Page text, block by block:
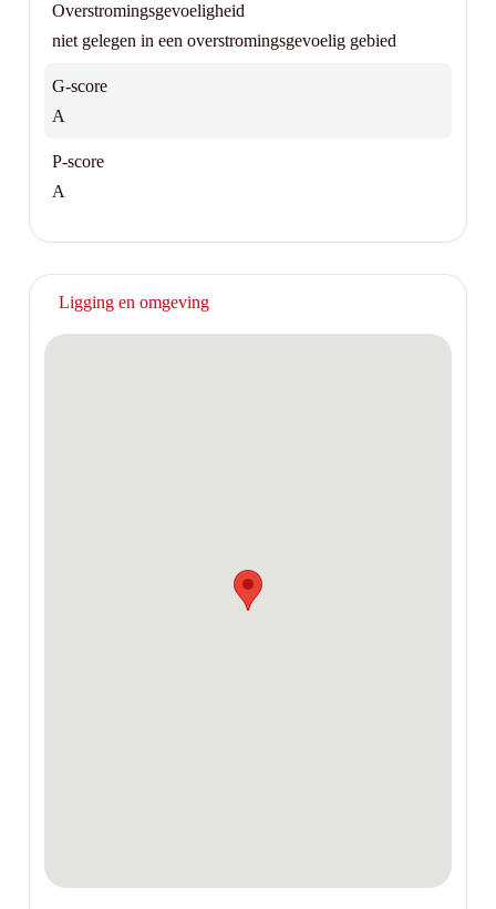
Overstromingsgevoeligheid
niet gelegen in een overstromingsgevoelig gebied
G-score
A
P-score
A
Ligging en omgeving